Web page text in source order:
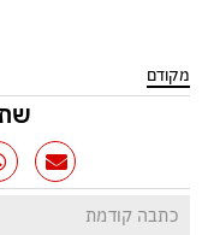
מקודם
כתבה קודמת